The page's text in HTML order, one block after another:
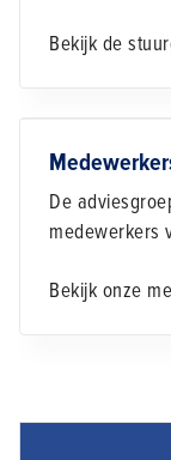
Bekijk de
De
medewerkers
Bekijk onze